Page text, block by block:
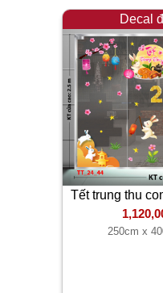
Decal
Tết trung thu
250cm x